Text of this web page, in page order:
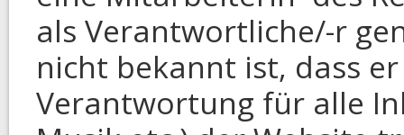
als Verantwortliche/-r
nicht bekannt ist, dass
Verantwortung für alle